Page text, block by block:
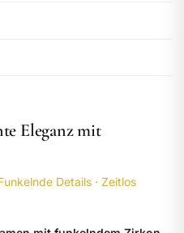
Eleganz mit
Details · Zeitlos